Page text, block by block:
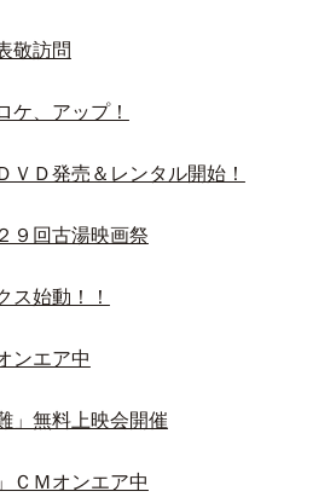
敬訪問
ケ、アップ！
ＶＤ発売＆レンタル開始！
９回古湯映画祭
ス始動！！
ンエア中
」無料上映会開催
ＣＭオンエア中